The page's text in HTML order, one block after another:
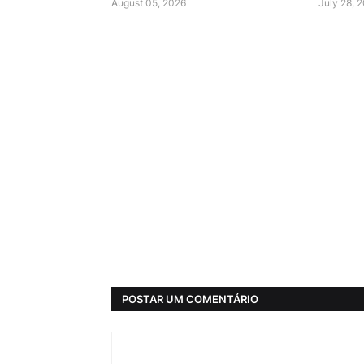
August 05, 2026 July 28,
POSTAR UM COMENTÁRIO